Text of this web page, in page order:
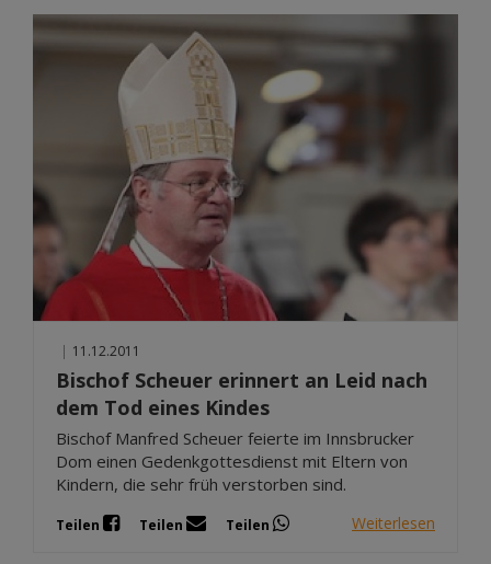
| 11.12.2011
Bischof Scheuer erinnert an Leid nach
dem Tod eines Kindes
Bischof Manfred Scheuer feierte im Innsbrucker
Dom einen Gedenkgottesdienst mit Eltern von
Kindern, die sehr früh verstorben sind.
Teilen Teilen Teilen Weiterlesen